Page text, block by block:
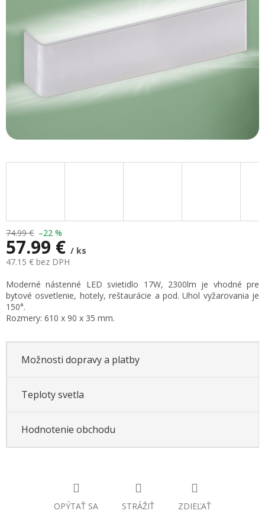
74.99 € –22 %
57.99 € / ks
47.15 € bez DPH
Jednotková
cena:
Moderné nástenné LED svietidlo 17W, 2300lm je vhodné pre
bytové osvetlenie, hotely, reštaurácie a pod. Uhol vyžarovania je
150°.
Rozmery: 610 x 90 x 35 mm.
Možnosti dopravy a platby
Teploty svetla
Hodnotenie obchodu
OPÝTAŤ SA STRÁŽIŤ ZDIEĽAŤ